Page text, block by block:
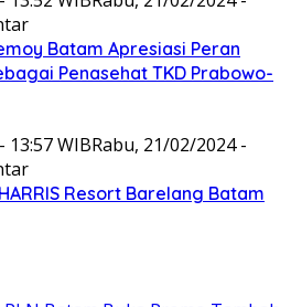
Batam Apresiasi Peran
Penasehat TKD Prabowo-
13:57 WIBRabu, 21/02/2024 -
Resort Barelang Batam